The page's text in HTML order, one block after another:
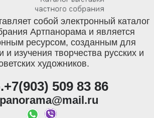
собой электронный каталог
Артпанорама и является
ресурсом, созданным для
и изучения творчества русских и
художников.
509 83 86